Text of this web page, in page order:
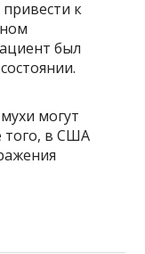
к
был
могут
того, в США